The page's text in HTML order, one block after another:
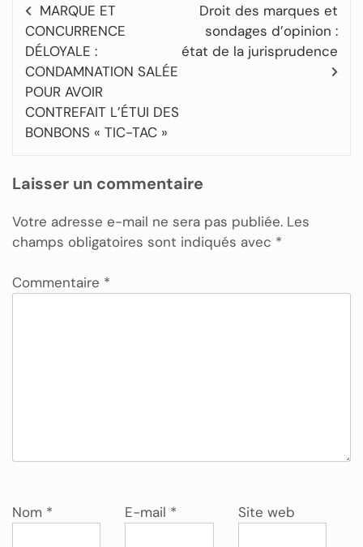
MARQUE ET
CONCURRENCE
DÉLOYALE :
CONDAMNATION SALÉE
POUR AVOIR
CONTREFAIT L’ÉTUI DES
BONBONS « TIC-TAC »
Droit des marques et
sondages d’opinion :
état de la jurisprudence
Laisser un commentaire
Votre adresse e-mail ne sera pas publiée. Les
champs obligatoires sont indiqués avec *
Commentaire *
Nom * E-mail * Site web